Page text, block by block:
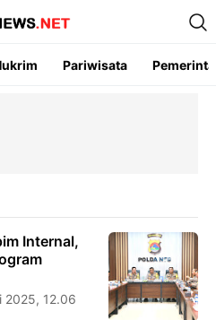
Pariwisata
Internal,
2025, 12.06